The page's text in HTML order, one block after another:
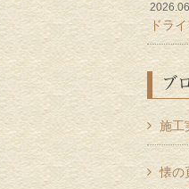
ドラ
ブ
施工
懐の